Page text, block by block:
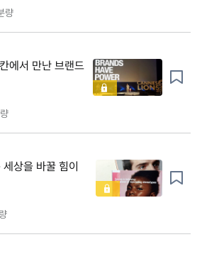
량
에서 만난 브랜드
상을 바꿀 힘이